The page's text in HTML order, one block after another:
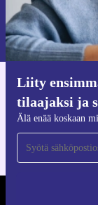
Liity
tilaajaksi ja
Älä enää koskaan
Lisätietoja